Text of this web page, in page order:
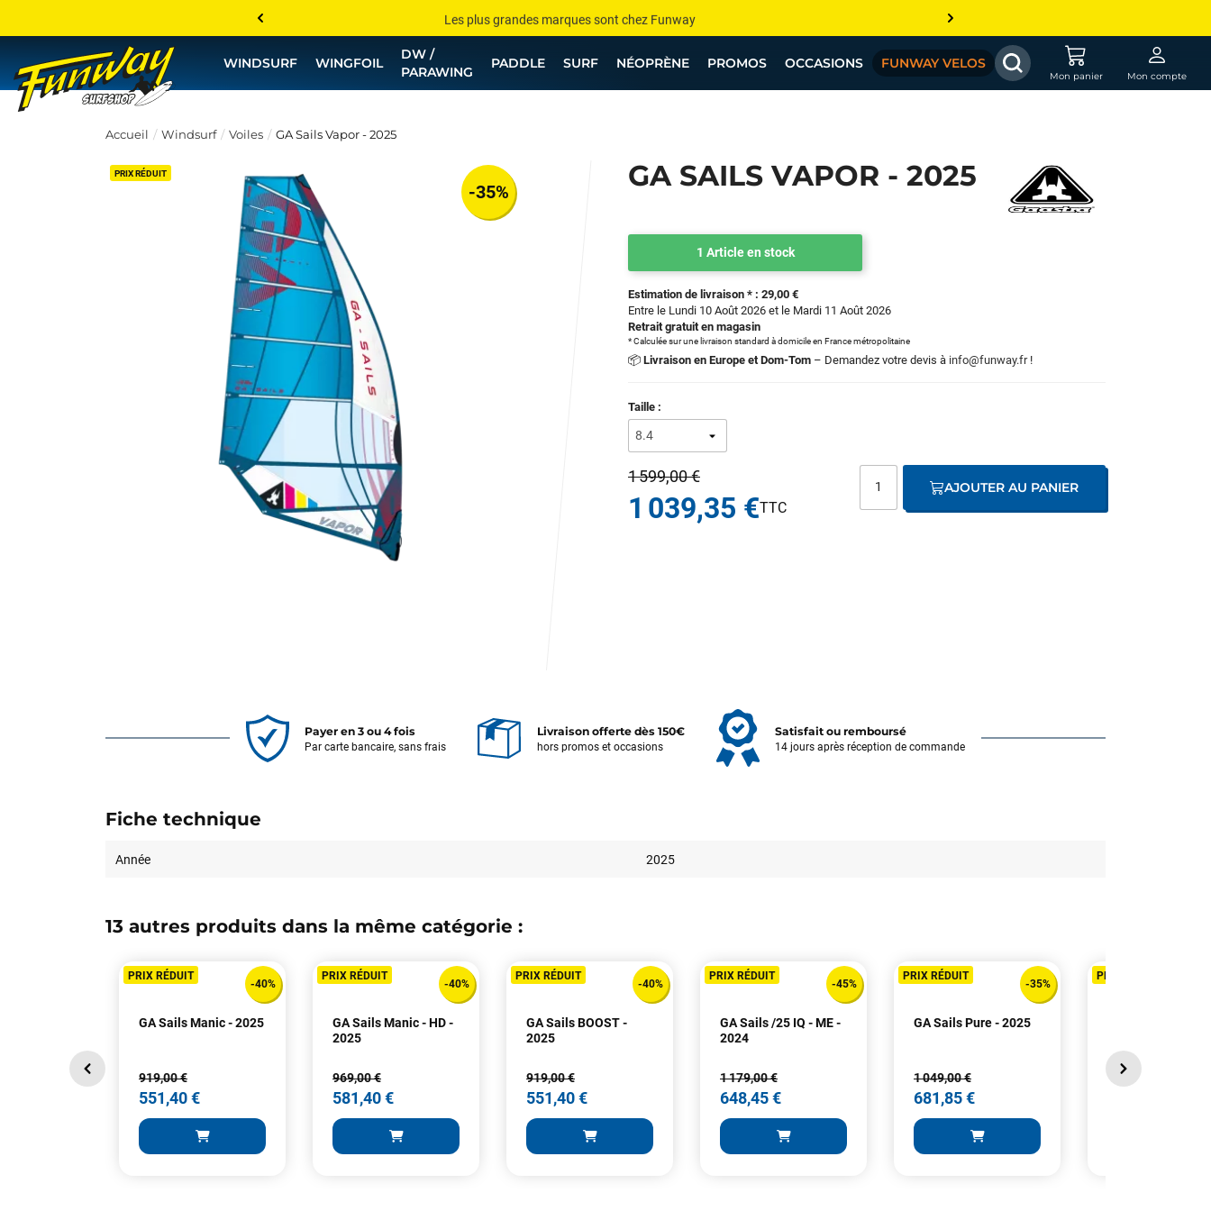
Les plus grandes marques sont chez Funway
Jusqu’à -75% de remise sur le windsurf, wingfoil, etc...
💰 Meilleur prix garanti — Moins cher ailleurs ? On s’aligne !
WINDSURF WINGFOIL
DW /
PARAWING
PADDLE SURF NÉOPRÈNE PROMOS OCCASIONS FUNWAY VELOS
Mon panier Mon compte
Accueil Windsurf Voiles GA Sails Vapor - 2025
GA SAILS VAPOR - 2025
PRIX RÉDUIT
-35%
1 Article en stock
Estimation de livraison * : 29,00 €
Entre le Lundi 10 Août 2026 et le Mardi 11 Août 2026
Retrait gratuit en magasin
* Calculée sur une livraison standard à domicile en France métropolitaine
📦 Livraison en Europe et Dom-Tom – Demandez votre devis à info@funway.fr!
Taille :
1 599,00 €
1 039,35 €
AJOUTER AU PANIER
Payer en 3 ou 4 fois
Par carte bancaire, sans frais
Livraison offerte dès 150€
hors promos et occasions
Satisfait ou remboursé
14 jours après réception de commande
Fiche technique
Année 2025
13 autres produits dans la même catégorie :
PRIX RÉDUIT
-40%
GA Sails Manic - 2025
919,00 €
551,40 €
PRIX RÉDUIT
-40%
GA Sails Manic - HD -
2025
969,00 €
581,40 €
PRIX RÉDUIT
-40%
GA Sails BOOST -
2025
919,00 €
551,40 €
PRIX RÉDUIT
-45%
GA Sails /25 IQ - ME -
2024
1 179,00 €
648,45 €
PRIX RÉDUIT
-35%
GA Sails Pure - 2025
1 049,00 €
681,85 €
PRIX RÉDUIT
819,00 €
Votre satisfaction est notre priorité !
Découvrez quelques uns de vos
commentaires laissés sur Google
J’ai commandé un pack via leur site internet. À peine la commande
validée, le magasin m’a appelé pour confirmer avec moi les
caractéristiques des équipements, me conseiller sur le matériel à choisir,
et m’a même offert du matériel en plus. Niveau réactivité, c’est au top :
la commande est partie le lendemain, et j’ai bien reçu tout le matériel